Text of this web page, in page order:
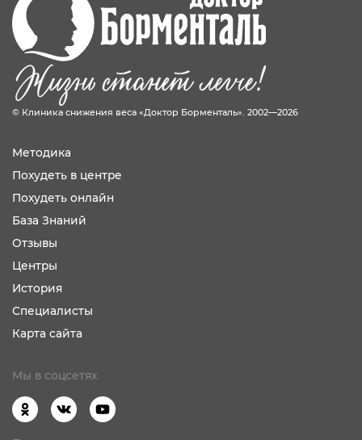
© Клиника снижения веса «Доктор Борменталь». 2002—2026
Методика
Похудеть в центре
Похудеть онлайн
База Знаний
Отзывы
Центры
История
Специалисты
Карта сайта
Мы в соцсетях